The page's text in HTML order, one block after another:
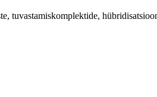
tuvastamiskomplektide,